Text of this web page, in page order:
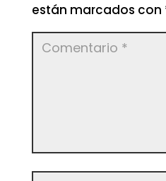
están marcados con